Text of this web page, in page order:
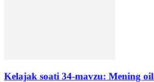
Kelajak soati 34-mavzu: Mening